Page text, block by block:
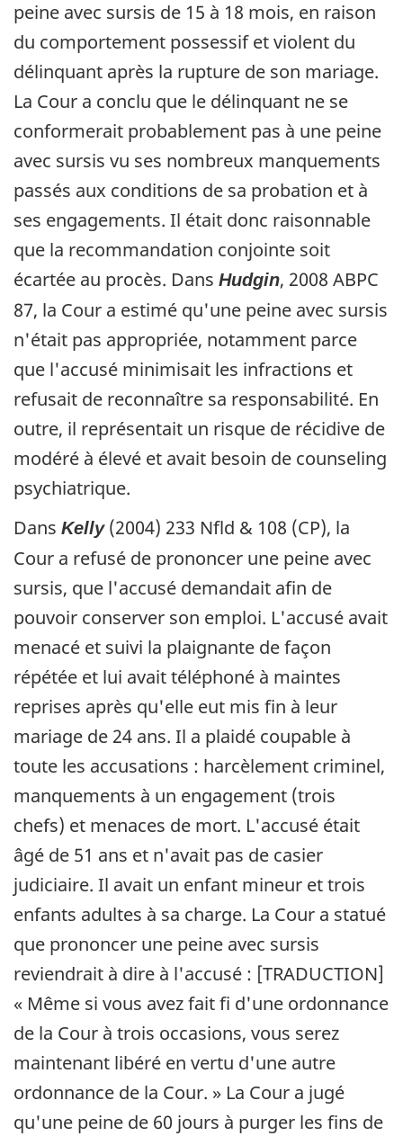
peine avec sursis de 15 à 18 mois, en raison
du comportement possessif et violent du
délinquant après la rupture de son mariage.
La Cour a conclu que le délinquant ne se
conformerait probablement pas à une peine
avec sursis vu ses nombreux manquements
passés aux conditions de sa probation et à
ses engagements. Il était donc raisonnable
que la recommandation conjointe soit
écartée au procès. Dans Hudgin, 2008 ABPC
87, la Cour a estimé qu'une peine avec sursis
n'était pas appropriée, notamment parce
que l'accusé minimisait les infractions et
refusait de reconnaître sa responsabilité. En
outre, il représentait un risque de récidive de
modéré à élevé et avait besoin de counseling
psychiatrique.
Dans Kelly(2004) 233 Nfld & 108 (CP), la
Cour a refusé de prononcer une peine avec
sursis, que l'accusé demandait afin de
pouvoir conserver son emploi. L'accusé avait
menacé et suivi la plaignante de façon
répétée et lui avait téléphoné à maintes
reprises après qu'elle eut mis fin à leur
mariage de 24 ans. Il a plaidé coupable à
toute les accusations : harcèlement criminel,
manquements à un engagement (trois
chefs) et menaces de mort. L'accusé était
âgé de 51 ans et n'avait pas de casier
judiciaire. Il avait un enfant mineur et trois
enfants adultes à sa charge. La Cour a statué
que prononcer une peine avec sursis
reviendrait à dire à l'accusé : [TRADUCTION]
« Même si vous avez fait fi d'une ordonnance
de la Cour à trois occasions, vous serez
maintenant libéré en vertu d'une autre
ordonnance de la Cour. » La Cour a jugé
qu'une peine de 60 jours à purger les fins de